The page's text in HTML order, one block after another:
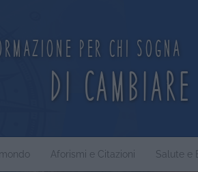
per chi sogna
di
Aforismi e Citazioni Salute e